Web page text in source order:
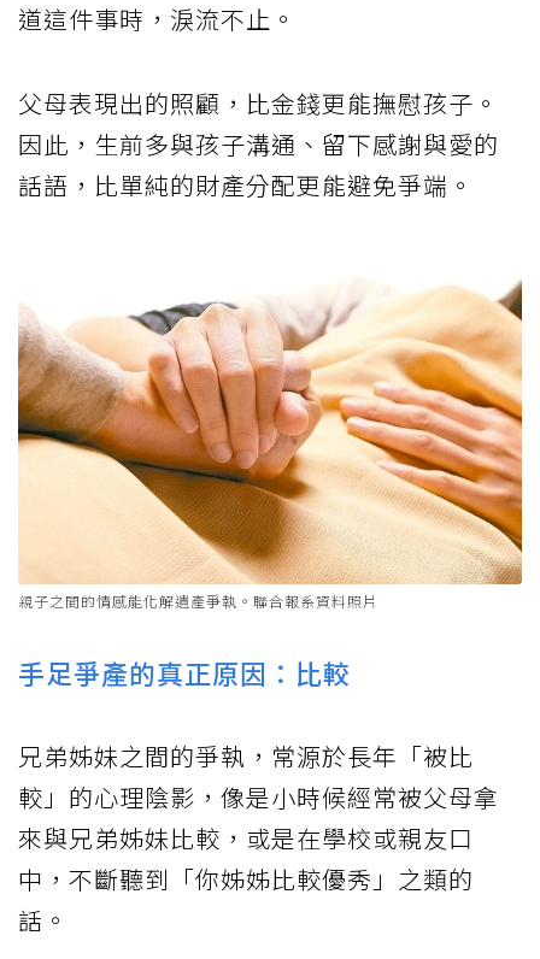
道這件事時，淚流不止。
父母表現出的照顧，比金錢更能撫慰孩子。
因此，生前多與孩子溝通、留下感謝與愛的
話語，比單純的財產分配更能避免爭端。
親子之間的情感能化解遺產爭執。聯合報系資料照片
手足爭產的真正原因：比較
兄弟姊妹之間的爭執，常源於長年「被比
較」的心理陰影，像是小時候經常被父母拿
來與兄弟姊妹比較，或是在學校或親友口
中，不斷聽到「你姊姊比較優秀」之類的
話。